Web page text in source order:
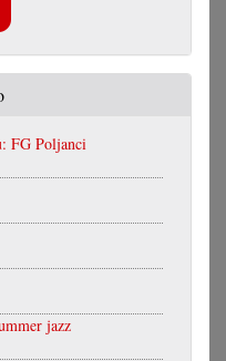
FG Poljanci
jazz